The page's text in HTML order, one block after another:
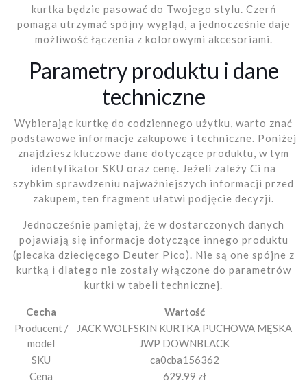
kurtka będzie pasować do Twojego stylu. Czerń
pomaga utrzymać spójny wygląd, a jednocześnie daje
możliwość łączenia z kolorowymi akcesoriami.
Parametry produktu i dane
techniczne
Wybierając kurtkę do codziennego użytku, warto znać
podstawowe informacje zakupowe i techniczne. Poniżej
znajdziesz kluczowe dane dotyczące produktu, w tym
identyfikator SKU oraz cenę. Jeżeli zależy Ci na
szybkim sprawdzeniu najważniejszych informacji przed
zakupem, ten fragment ułatwi podjęcie decyzji.
Jednocześnie pamiętaj, że w dostarczonych danych
pojawiają się informacje dotyczące innego produktu
(plecaka dziecięcego Deuter Pico). Nie są one spójne z
kurtką i dlatego nie zostały włączone do parametrów
kurtki w tabeli technicznej.
Cecha
Wartość
Producent /
model
JACK WOLFSKIN KURTKA PUCHOWA MĘSKA
JWP DOWNBLACK
SKU
ca0cba156362
Cena
629.99 zł